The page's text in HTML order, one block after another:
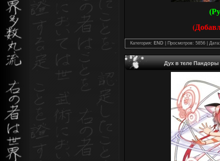
Категория: END | Просмотров: 5856 |
Дух в теле Пандоры